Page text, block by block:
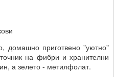
домашно приготвено "уютно"
на фибри и хранителни
а зелето - метилфолат.